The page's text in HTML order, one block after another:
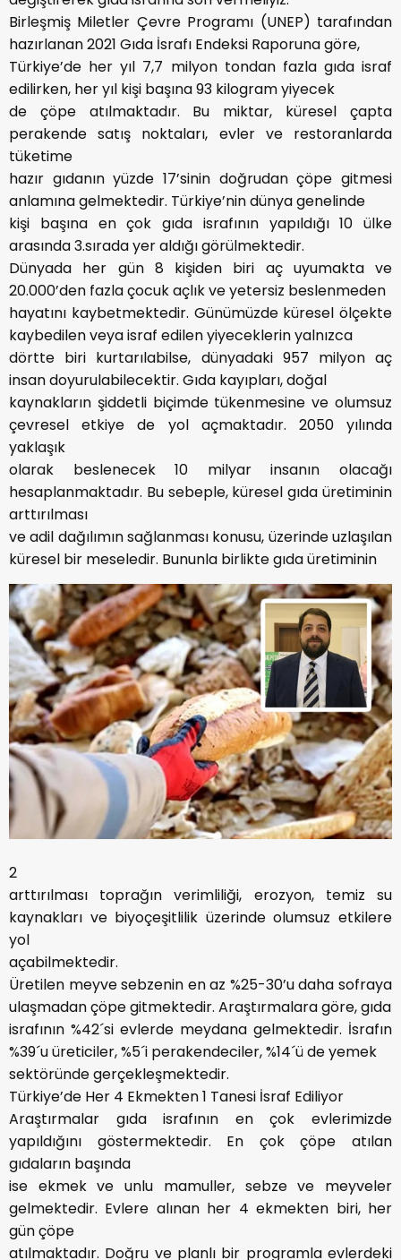
Birleşmiş Miletler Çevre Programı (UNEP) tarafından
hazırlanan 2021 Gıda İsrafı Endeksi Raporuna göre,
Türkiye’de her yıl 7,7 milyon tondan fazla gıda israf
edilirken, her yıl kişi başına 93 kilogram yiyecek
de çöpe atılmaktadır. Bu miktar, küresel çapta
perakende satış noktaları, evler ve restoranlarda
tüketime
hazır gıdanın yüzde 17’sinin doğrudan çöpe gitmesi
anlamına gelmektedir. Türkiye’nin dünya genelinde
kişi başına en çok gıda israfının yapıldığı 10 ülke
arasında 3.sırada yer aldığı görülmektedir.
Dünyada her gün 8 kişiden biri aç uyumakta ve
20.000’den fazla çocuk açlık ve yetersiz beslenmeden
hayatını kaybetmektedir. Günümüzde küresel ölçekte
kaybedilen veya israf edilen yiyeceklerin yalnızca
dörtte biri kurtarılabilse, dünyadaki 957 milyon aç
insan doyurulabilecektir. Gıda kayıpları, doğal
kaynakların şiddetli biçimde tükenmesine ve olumsuz
çevresel etkiye de yol açmaktadır. 2050 yılında
yaklaşık
olarak beslenecek 10 milyar insanın olacağı
hesaplanmaktadır. Bu sebeple, küresel gıda üretiminin
arttırılması
ve adil dağılımın sağlanması konusu, üzerinde uzlaşılan
küresel bir meseledir. Bununla birlikte gıda üretiminin
2
arttırılması toprağın verimliliği, erozyon, temiz su
kaynakları ve biyoçeşitlilik üzerinde olumsuz etkilere
yol
açabilmektedir.
Üretilen meyve sebzenin en az %25-30’u daha sofraya
ulaşmadan çöpe gitmektedir. Araştırmalara göre, gıda
israfının %42´si evlerde meydana gelmektedir. İsrafın
%39´u üreticiler, %5´i perakendeciler, %14´ü de yemek
sektöründe gerçekleşmektedir.
Türkiye’de Her 4 Ekmekten 1 Tanesi İsraf Ediliyor
Araştırmalar gıda israfının en çok evlerimizde
yapıldığını göstermektedir. En çok çöpe atılan
gıdaların başında
ise ekmek ve unlu mamuller, sebze ve meyveler
gelmektedir. Evlere alınan her 4 ekmekten biri, her
gün çöpe
atılmaktadır. Doğru ve planlı bir programla evlerdeki